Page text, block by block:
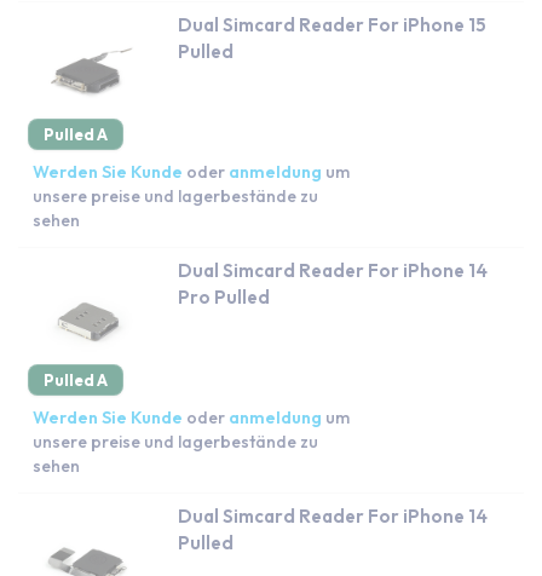
Pulled A
Dual Simcard Reader For iPhone 15
Pulled
Werden Sie Kunde oder anmeldung um
unsere preise und lagerbestände zu
sehen
Pulled A
Dual Simcard Reader For iPhone 14
Pro Pulled
Werden Sie Kunde oder anmeldung um
unsere preise und lagerbestände zu
sehen
Dual Simcard Reader For iPhone 14
Pulled